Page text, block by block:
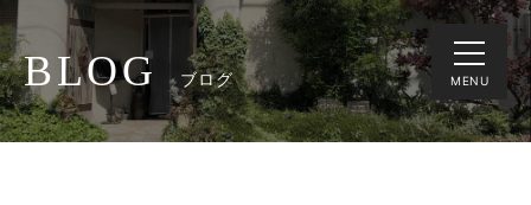
MENU
BLOG ブログ